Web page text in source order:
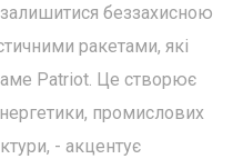
беззахисною
ракетами, які
Patriot. Це створює
промислових
- акцентує